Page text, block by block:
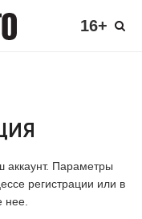
16+
Параметры
регистрации или в
нее.